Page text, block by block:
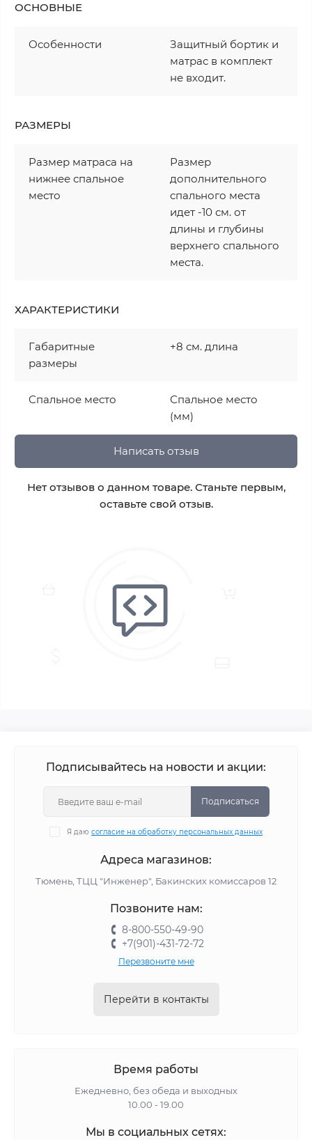
ОСНОВНЫЕ
Особенности
Защитный бортик и
матрас в комплект
не входит.
РАЗМЕРЫ
Размер матраса на
нижнее спальное
место
Размер
дополнительного
спального места
идет -10 см. от
длины и глубины
верхнего спального
места.
ХАРАКТЕРИСТИКИ
Габаритные
размеры
+8 см. длина
Спальное место
Спальное место
(мм)
Написать отзыв
Нет отзывов о данном товаре. Станьте первым,
оставьте свой отзыв.
Подписывайтесь на новости и акции:
Подписаться
Я даю согласие на обработку персональных данных
Адреса магазинов:
Тюмень, ТЦЦ "Инженер", Бакинских комиссаров 12
Позвоните нам:
8-800-550-49-90
+7(901)-431-72-72
Перезвоните мне
Перейти в контакты
Время работы
Ежедневно, без обеда и выходных
10.00 - 19.00
Мы в социальных сетях: